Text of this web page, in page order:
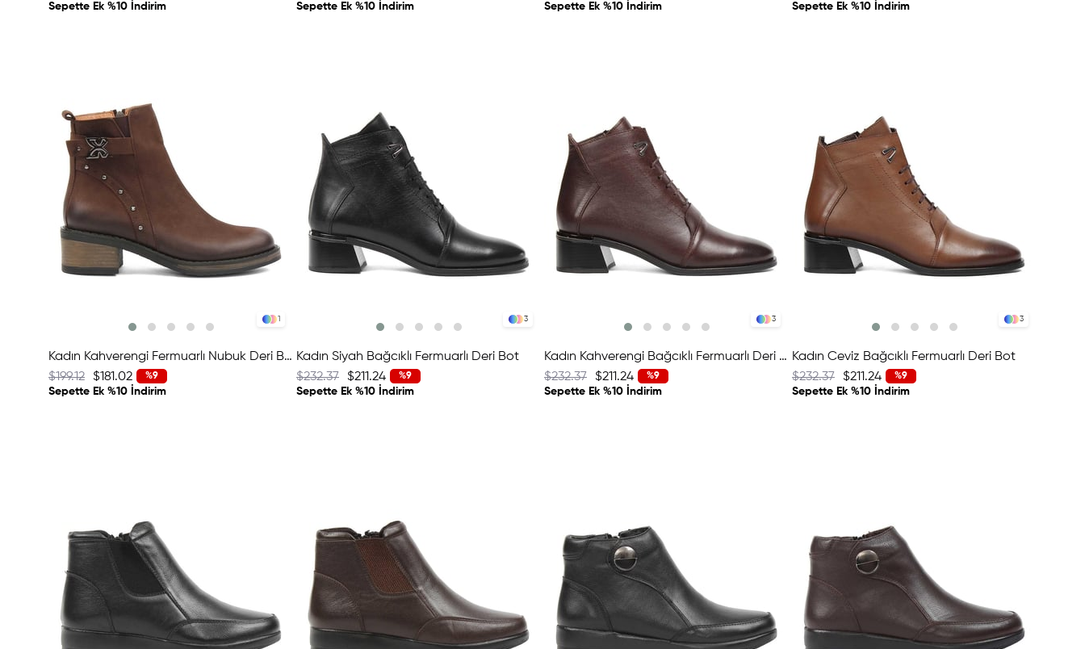
Sepette Ek %10 İndirim Sepette Ek %10 İndirim Sepette Ek %10 İndirim Sepette Ek %10 İndirim
1
Kadın Kahverengi Fermuarlı Nubuk Deri Bot
%9
$181.02
$199.12
Sepette Ek %10 İndirim
3
Kadın Siyah Bağcıklı Fermuarlı Deri Bot
%9
$211.24
$232.37
Sepette Ek %10 İndirim
3
Kadın Kahverengi Bağcıklı Fermuarlı Deri Bot
%9
$211.24
$232.37
Sepette Ek %10 İndirim
3
Kadın Ceviz Bağcıklı Fermuarlı Deri Bot
%9
$211.24
$232.37
Sepette Ek %10 İndirim